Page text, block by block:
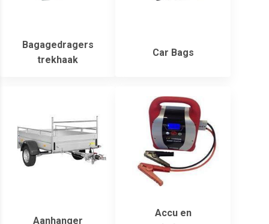
Bagagedragers
trekhaak
Car Bags
Aanhanger
Accu en